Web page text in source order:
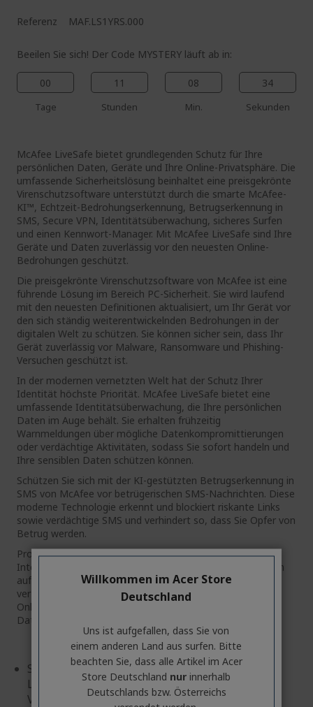
Referenz MAF.LS1YRS.000
Beeilen Sie sich! Der Code MYSTERY läuft ab in:
00
Tage
11
Stunden
08
Min.
33
Sekunden
McAfee LiveSafe bietet grundlegenden Schutz für Ihre
persönlichen Daten, Geräte und Ihre Online-Privatsphäre. Die
umfassende Sicherheitslösung beinhaltet eine preisgekrönte
Virenschutzsoftware unterstützt durch die smarte McAfee-
KI™, Echtzeit-Bedrohungserkennung, Betrugserkennung in
SMS, Secure VPN, Identitätsüberwachung, sicheres Surfen
und einen Kennwort-Manager. Mit McAfee LiveSafe sind Ihre
Geräte und Daten zuverlässig vor den neuesten Online-
Bedrohungen geschützt.
Die preisgekrönte Virenschutzsoftware von McAfee ist eine
führende Lösung im Bereich PC-Sicherheit. Sie wird laufend
mit den neuesten Definitionen aktualisiert, um Ihr Gerät vor
den sich ständig weiterentwickelnden Bedrohungen in der
digitalen Welt zu schützen. Sie können sicher sein, dass Ihr
Gerät zuverlässig vor Malware, Ransomware und Phishing-
Versuchen geschützt ist.
In der modernen vernetzten Welt hat der Schutz Ihrer
Identität höchste Priorität. McAfee LiveSafe bietet eine
umfassende Identitätsüberwachung, die Ihre persönlichen
Daten im Auge behält. Sie erhalten frühzeitig
Warnmeldungen über mögliche Datenkompromittierungen
oder verdächtige Aktivitäten, sodass Sie sofort handeln und
Ihre sensiblen Daten schützen können.
Schützen Sie sich mit der KI-gestützten Betrugserkennung in
SMS von McAfee vor betrügerischen SMS-Nachrichten. Diese
moderne Technologie erkennt und blockiert riskante Links
sowie verdächtige SMS und verhindert so, dass Sie Opfer von
Betrug werden.
Profitieren Sie von einem sicheren und privaten
Internetzugang mit unserem VPN, das keinerlei Aktivitäten
aufzeichnet. Es aktiviert sich automatisch in nicht
vertrauenswürdigen WLAN-Netzwerken und schützt Ihre
Online-Aktivitäten sowie Ihre Anmelde- und persönlichen
Daten vor neugierigen Blicken.
Schützen Sie Ihr digitales Leben mit McAfee
LiveSafe. Schützen Sie sich mit preisgekröntem
Virenschutz, KI-gestützter Betrugserkennung in
Willkommen im Acer Store
Deutschland
Uns ist aufgefallen, dass Sie von
einem anderen Land aus surfen. Bitte
beachten Sie, dass alle Artikel im Acer
Store Deutschland nur innerhalb
Deutschlands bzw. Österreichs